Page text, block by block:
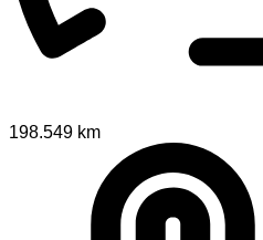
198.549 km